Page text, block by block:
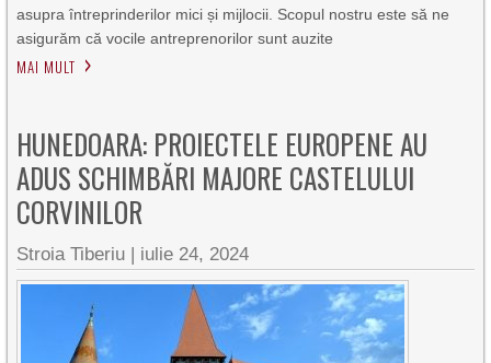
asupra întreprinderilor mici și mijlocii. Scopul nostru este să ne
asigurăm că vocile antreprenorilor sunt auzite
MAI MULT
HUNEDOARA: PROIECTELE EUROPENE AU
ADUS SCHIMBĂRI MAJORE CASTELULUI
CORVINILOR
Stroia Tiberiu | iulie 24, 2024